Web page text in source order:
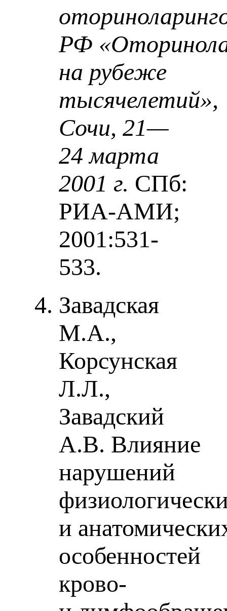
РФ
на рубеже
тысячелетий»,
Сочи, 21—
24 марта
2001 г. СПб:
РИА-АМИ;
2001:531-
533.
Завадская
М.А.,
Корсунская
Л.Л.,
Завадский
А.В. Влияние
нарушений
и
особенностей
крово-